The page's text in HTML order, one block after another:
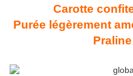
Carotte
Purée légèrement